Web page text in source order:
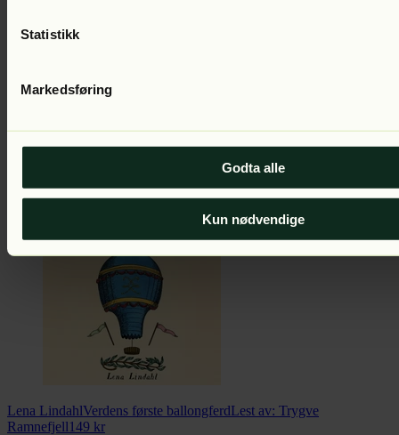
Statistikk
Markedsføring
Godta alle
Kun nødvendige
Musefangeren i Downing StreetLest av:
Armand199kr
Lena LindahlVerdens første ballongferdLest av: Trygve
Ramnefjell149 kr